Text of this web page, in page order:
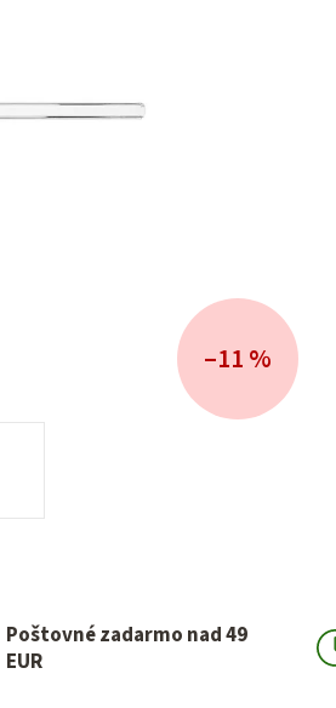
–11 %
Poštovné zadarmo nad 49
EUR